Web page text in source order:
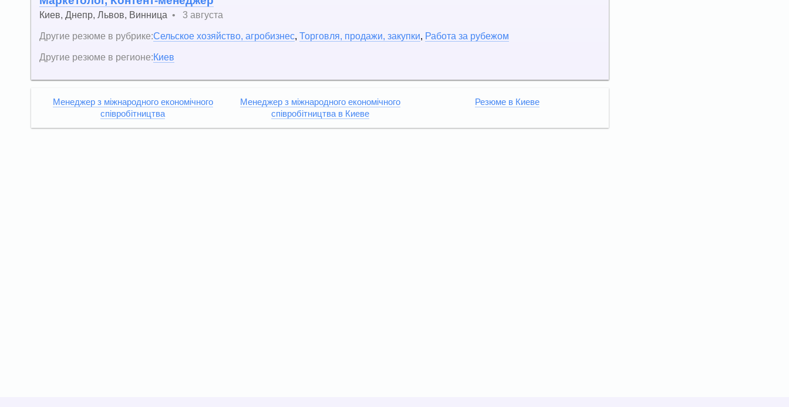
Киев, Днепр, Львов, Винница •
3 августа
Другие резюме в рубрике:Сельское хозяйство, агробизнес, Торговля, продажи, закупки, Работа за рубежом
Другие резюме в регионе:Киев
Менеджер з міжнародного економічного
співробітництва
Менеджер з міжнародного економічного
співробітництва в Киеве
Резюме в Киеве